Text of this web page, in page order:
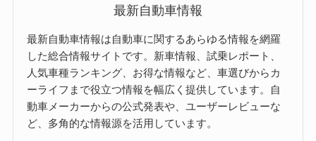
最新自動車情報
最新自動車情報は自動車に関するあらゆる情報を網羅
した総合情報サイトです。新車情報、試乗レポート、
人気車種ランキング、お得な情報など、車選びからカ
ーライフまで役立つ情報を幅広く提供しています。自
動車メーカーからの公式発表や、ユーザーレビューな
ど、多角的な情報源を活用しています。